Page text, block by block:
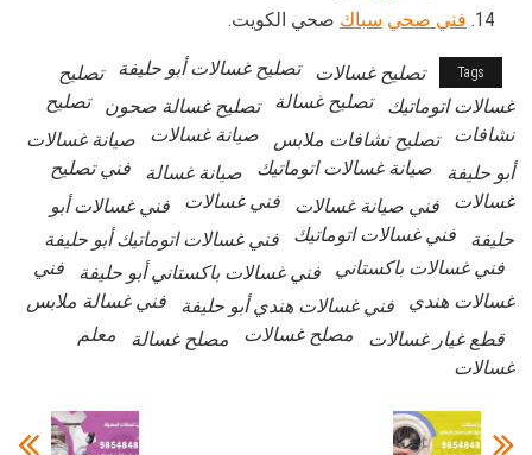
فني صحي سباك صحي الكويت.
Tags تصليح غسالات تصليح غسالات أبو حليفة
تصليح
غسالات اتوماتيك
تصليح غسالة تصليح غسالة صحون
تصليح
نشافات
تصليح نشافات ملابس صيانة غسالات
صيانة غسالات
أبو حليفة
صيانة غسالات اتوماتيك صيانة غسالة
فني تصليح
غسالات
فني صيانة غسالات فني غسالات
فني غسالات أبو
حليفة
فني غسالات اتوماتيك
فني غسالات اتوماتيك أبو حليفة
فني غسالات باكستاني
فني غسالات باكستاني أبو حليفة
فني
غسالات هندي
فني غسالات هندي أبو حليفة
فني غسالة ملابس
قطع غيار غسالات
مصلح غسالات مصلح غسالة
معلم
غسالات